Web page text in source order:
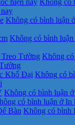
hiện nay Không có
Không có bình luận
Không có bình luận
Tường Không
Khổ Đại Không có
Không có bình luận
có bình luận ở In
Bàn Không có bình